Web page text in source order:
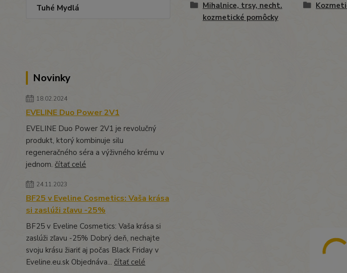
Tuhé Mydlá
Novinky
18.02.2024
EVELINE Duo Power 2V1
EVELINE Duo Power 2V1 je revolučný
produkt, ktorý kombinuje silu
regeneračného séra a výživného krému v
jednom. čítať celé
24.11.2023
BF25 v Eveline Cosmetics: Vaša krása
si zaslúži zľavu -25%
BF25 v Eveline Cosmetics: Vaša krása si
zaslúži zľavu -25% Dobrý deň, nechajte
svoju krásu žiariť aj počas Black Friday v
Eveline.eu.sk Objednáva... čítať celé
Mihalnice, trsy, necht.
kozmetické pomôcky